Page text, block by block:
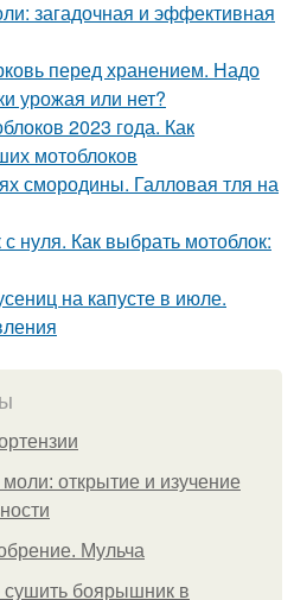
загадочная и эффективная
перед хранением. Надо
урожая или нет?
2023 года. Как
мотоблоков
смородины. Галловая тля на
нуля. Как выбрать мотоблок:
на капусте в июле.
открытие и изучение
Мульча
сушить боярышник в